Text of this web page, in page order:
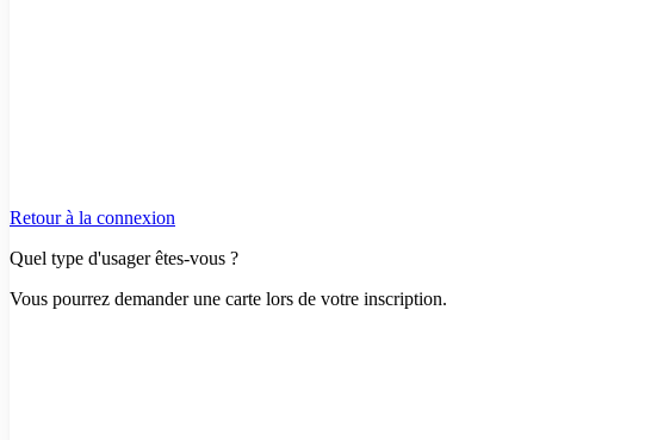
Retour à la connexion
Quel type d'usager êtes-vous ?
Vous pourrez demander une carte lors de votre inscription.